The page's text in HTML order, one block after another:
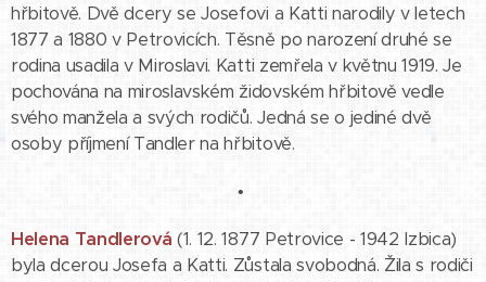
hřbitově. Dvě dcery se Josefovi a Katti narodily v letech
1877 a 1880 v Petrovicích. Těsně po narození druhé se
rodina usadila v Miroslavi. Katti zemřela v květnu 1919. Je
pochována na miroslavském židovském hřbitově vedle
svého manžela a svých rodičů. Jedná se o jediné dvě
osoby příjmení Tandler na hřbitově.
•
Helena Tandlerová (1. 12. 1877 Petrovice - 1942 Izbica)
byla dcerou Josefa a Katti. Zůstala svobodná. Žila s rodiči